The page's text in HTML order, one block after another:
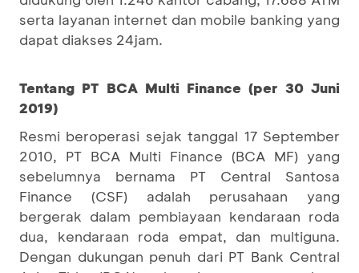
serta layanan internet dan mobile banking yang
dapat diakses 24jam.
Tentang PT BCA Multi Finance (per 30 Juni
2019)
Resmi beroperasi sejak tanggal 17 September
2010, PT BCA Multi Finance (BCA MF) yang
sebelumnya bernama PT Central Santosa
Finance (CSF) adalah perusahaan yang
bergerak dalam pembiayaan kendaraan roda
dua, kendaraan roda empat, dan multiguna.
Dengan dukungan penuh dari PT Bank Central